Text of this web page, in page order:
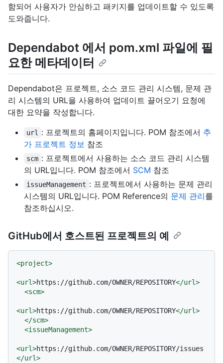
함되어 사용자가 안심하고 패키지를 업데이트할 수 있도록
도와줍니다.
Dependabot 에서 pom.xml 파일에 필
요한 메타데이터
Dependabot은 프로젝트, 소스 코드 관리 시스템, 문제 관
리 시스템의 URL을 사용하여 업데이트 끌어오기 요청에
대한 요약을 작성합니다.
url : 프로젝트의 홈페이지입니다. POM 참조에서 추
가 프로젝트 정보 참조
scm : 프로젝트에서 사용하는 소스 코드 관리 시스템
의 URL입니다. POM 참조에서 SCM 참조
issueManagement : 프로젝트에서 사용하는 문제 관리
시스템의 URL입니다. POM Reference의 문제 관리를
참조하십시오.
GitHub에서 호스트된 프로젝트의 예
<project>
<url>https://github.com/OWNER/REPOSITORY</url>
<scm>
<url>https://github.com/OWNER/REPOSITORY</url>
</scm>
<issueManagement>
<url>https://github.com/OWNER/REPOSITORY/issues
</url>